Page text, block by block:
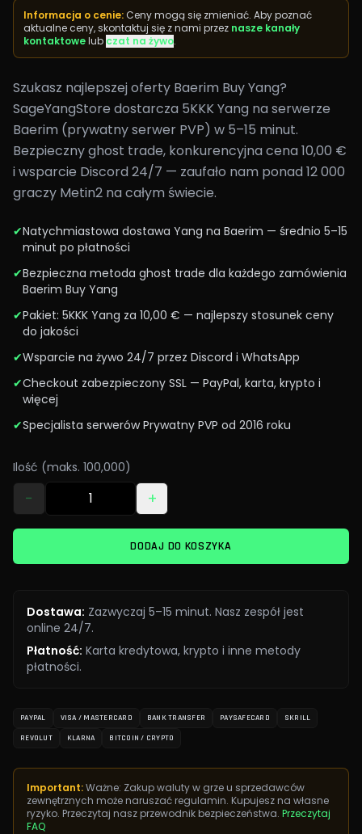
Informacja o cenie: Ceny mogą się zmieniać. Aby poznać
aktualne ceny, skontaktuj się z nami przez nasze kanały
kontaktowelub czat na żywo.
Szukasz najlepszej oferty Baerim Buy Yang?
SageYangStore dostarcza 5KKK Yang na serwerze
Baerim (prywatny serwer PVP) w 5–15 minut.
Bezpieczny ghost trade, konkurencyjna cena 10,00 €
i wsparcie Discord 24/7 — zaufało nam ponad 12 000
graczy Metin2 na całym świecie.
✔Natychmiastowa dostawa Yang na Baerim — średnio 5–15
minut po płatności
✔Bezpieczna metoda ghost trade dla każdego zamówienia
Baerim Buy Yang
✔Pakiet: 5KKK Yang za 10,00 € — najlepszy stosunek ceny
do jakości
✔Wsparcie na żywo 24/7 przez Discord i WhatsApp
✔Checkout zabezpieczony SSL — PayPal, karta, krypto i
więcej
✔Specjalista serwerów Prywatny PVP od 2016 roku
Ilość (maks. 100,000)
− +
DODAJ DO KOSZYKA
Dostawa: Zazwyczaj 5–15 minut. Nasz zespół jest
online 24/7.
Płatność: Karta kredytowa, krypto i inne metody
płatności.
PAYPAL VISA / MASTERCARD BANK TRANSFER PAYSAFECARD SKRILL
REVOLUT KLARNA BITCOIN / CRYPTO
Important:Ważne: Zakup waluty w grze u sprzedawców
zewnętrznych może naruszać regulamin. Kupujesz na własne
ryzyko. Przeczytaj nasz przewodnik bezpieczeństwa. Przeczytaj
FAQ